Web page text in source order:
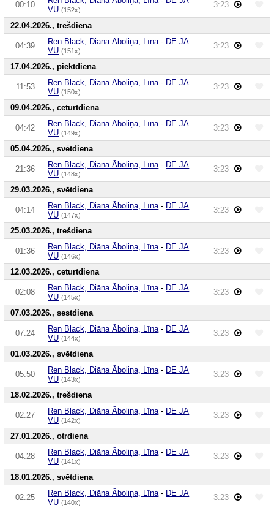
00:10
VU (152x)
3:23
22.04.2026., trešdiena
04:39 Ren Black, Diāna Āboliņa, Līna - DE JA
VU (151x)
3:23
17.04.2026., piektdiena
11:53 Ren Black, Diāna Āboliņa, Līna - DE JA
VU (150x)
3:23
09.04.2026., ceturtdiena
04:42 Ren Black, Diāna Āboliņa, Līna - DE JA
VU (149x)
3:23
05.04.2026., svētdiena
21:36 Ren Black, Diāna Āboliņa, Līna - DE JA
VU (148x)
3:23
29.03.2026., svētdiena
04:14 Ren Black, Diāna Āboliņa, Līna - DE JA
VU (147x)
3:23
25.03.2026., trešdiena
01:36 Ren Black, Diāna Āboliņa, Līna - DE JA
VU (146x)
3:23
12.03.2026., ceturtdiena
02:08 Ren Black, Diāna Āboliņa, Līna - DE JA
VU (145x)
3:23
07.03.2026., sestdiena
07:24 Ren Black, Diāna Āboliņa, Līna - DE JA
VU (144x)
3:23
01.03.2026., svētdiena
05:50 Ren Black, Diāna Āboliņa, Līna - DE JA
VU (143x)
3:23
18.02.2026., trešdiena
02:27 Ren Black, Diāna Āboliņa, Līna - DE JA
VU (142x)
3:23
27.01.2026., otrdiena
04:28 Ren Black, Diāna Āboliņa, Līna - DE JA
VU (141x)
3:23
18.01.2026., svētdiena
02:25 Ren Black, Diāna Āboliņa, Līna - DE JA
VU (140x)
3:23